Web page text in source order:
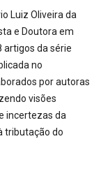
Luiz Oliveira da
e Doutora em
artigos da série
no
por autoras
visões
incertezas da
tributação do